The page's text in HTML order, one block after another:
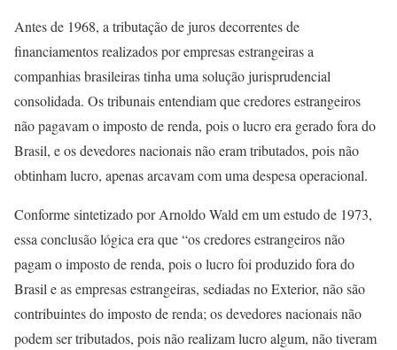
Antes de 1968, a tributação de juros decorrentes de
financiamentos realizados por empresas estrangeiras a
companhias brasileiras tinha uma solução jurisprudencial
consolidada. Os tribunais entendiam que credores estrangeiros
não pagavam o imposto de renda, pois o lucro era gerado fora do
Brasil, e os devedores nacionais não eram tributados, pois não
obtinham lucro, apenas arcavam com uma despesa operacional.
Conforme sintetizado por Arnoldo Wald em um estudo de 1973,
essa conclusão lógica era que “os credores estrangeiros não
pagam o imposto de renda, pois o lucro foi produzido fora do
Brasil e as empresas estrangeiras, sediadas no Exterior, não são
contribuintes do imposto de renda; os devedores nacionais não
podem ser tributados, pois não realizam lucro algum, não tiveram